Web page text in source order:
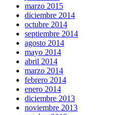
marzo 2015
diciembre 2014
octubre 2014
septiembre 2014
agosto 2014
mayo 2014
abril 2014
marzo 2014
febrero 2014
enero 2014
diciembre 2013
noviembre 2013